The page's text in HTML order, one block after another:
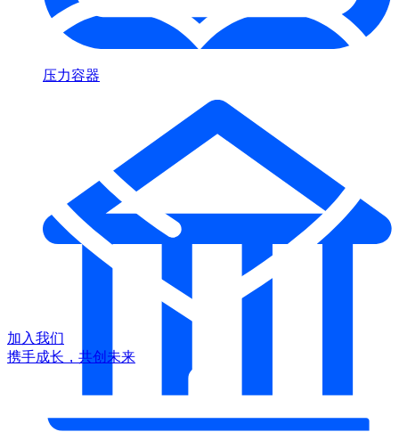
压力容器
加入我们
携手成长，共创未来